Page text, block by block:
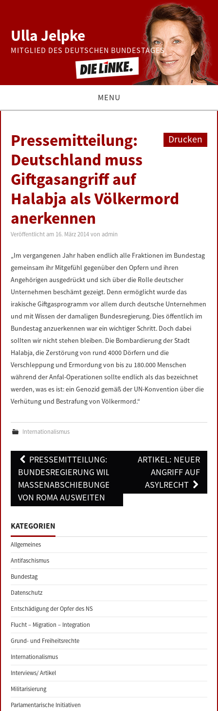
Ulla Jelpke
MITGLIED DES DEUTSCHEN BUNDESTAGES
MENU
BUNDESTAG
PRESSE
ZUR PERSON
LINKS
DATENSCHUTZERKLÄRUNG
IMPRESSUM
Drucken
Pressemitteilung:
Deutschland muss
Giftgasangriff auf
Halabja als Völkermord
anerkennen
Veröffentlicht am 16. März 2014 vonadmin
„Im vergangenen Jahr haben endlich alle Fraktionen im Bundestag
gemeinsam ihr Mitgefühl gegenüber den Opfern und ihren
Angehörigen ausgedrückt und sich über die Rolle deutscher
Unternehmen beschämt gezeigt. Denn ermöglicht wurde das
irakische Giftgasprogramm vor allem durch deutsche Unternehmen
und mit Wissen der damaligen Bundesregierung. Dies öffentlich im
Bundestag anzuerkennen war ein wichtiger Schritt. Doch dabei
sollten wir nicht stehen bleiben. Die Bombardierung der Stadt
Halabja, die Zerstörung von rund 4000 Dörfern und die
Verschleppung und Ermordung von bis zu 180.000 Menschen
während der Anfal-Operationen sollte endlich als das bezeichnet
werden, was es ist: ein Genozid gemäß der UN-Konvention über die
Verhütung und Bestrafung von Völkermord.“
Internationalismus
Post
navigation
PRESSEMITTEILUNG:
BUNDESREGIERUNG WILL
MASSENABSCHIEBUNGEN
VON ROMA AUSWEITEN
ARTIKEL: NEUER
ANGRIFF AUF
ASYLRECHT
KATEGORIEN
Allgemeines
Antifaschismus
Bundestag
Datenschutz
Entschädigung der Opfer des NS
Flucht – Migration – Integration
Grund- und Freiheitsrechte
Internationalismus
Interviews/ Artikel
Militarisierung
Parlamentarische Initiativen